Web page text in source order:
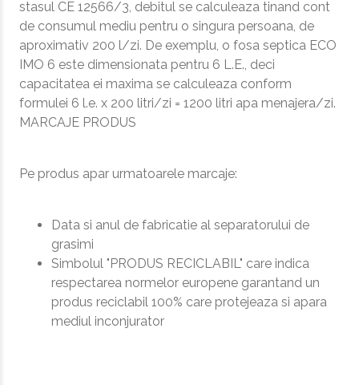
stasul CE 12566/3, debitul se calculeaza tinand cont
de consumul mediu pentru o singura persoana, de
aproximativ 200 l/zi. De exemplu, o fosa septica ECO
IMO 6 este dimensionata pentru 6 L.E., deci
capacitatea ei maxima se calculeaza conform
formulei 6 l.e. x 200 litri/zi = 1200 litri apa menajera/zi.
MARCAJE PRODUS
Pe produs apar urmatoarele marcaje:
Data si anul de fabricatie al separatorului de
grasimi
Simbolul "PRODUS RECICLABIL" care indica
respectarea normelor europene garantand un
produs reciclabil 100% care protejeaza si apara
mediul inconjurator